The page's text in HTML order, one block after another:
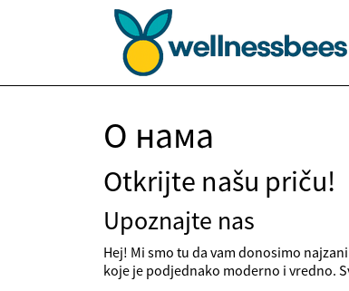
О нама
Otkrijte našu priču!
Upoznajte nas
Hej! Mi smo tu da vam donosimo
koje je podjednako moderno i vredno.